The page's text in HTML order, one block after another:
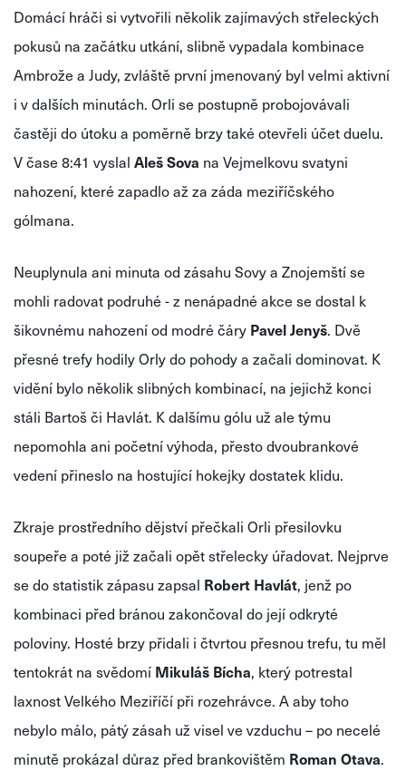
Domácí hráči si vytvořili několik zajímavých střeleckých
pokusů na začátku utkání, slibně vypadala kombinace
Ambrože a Judy, zvláště první jmenovaný byl velmi aktivní
i v dalších minutách. Orli se postupně probojovávali
častěji do útoku a poměrně brzy také otevřeli účet duelu.
V čase 8:41 vyslal Aleš Sova na Vejmelkovu svatyni
nahození, které zapadlo až za záda meziříčského
gólmana.
Neuplynula ani minuta od zásahu Sovy a Znojemští se
mohli radovat podruhé - z nenápadné akce se dostal k
šikovnému nahození od modré čáry Pavel Jenyš. Dvě
přesné trefy hodily Orly do pohody a začali dominovat. K
vidění bylo několik slibných kombinací, na jejichž konci
stáli Bartoš či Havlát. K dalšímu gólu už ale týmu
nepomohla ani početní výhoda, přesto dvoubrankové
vedení přineslo na hostující hokejky dostatek klidu.
Zkraje prostředního dějství přečkali Orli přesilovku
soupeře a poté již začali opět střelecky úřadovat. Nejprve
se do statistik zápasu zapsal Robert Havlát, jenž po
kombinaci před bránou zakončoval do její odkryté
poloviny. Hosté brzy přidali i čtvrtou přesnou trefu, tu měl
tentokrát na svědomí Mikuláš Bícha, který potrestal
laxnost Velkého Meziříčí při rozehrávce. A aby toho
nebylo málo, pátý zásah už visel ve vzduchu – po necelé
minutě prokázal důraz před brankovištěm Roman Otava.